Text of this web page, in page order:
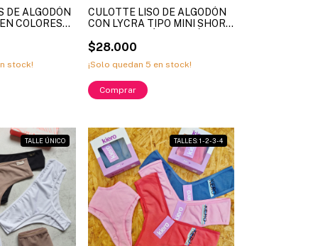
DE ALGODÓN
COLORES
stock!
CULOTTE LISO DE ALGODÓN
CON LYCRA TIPO MINI SHORT,
ALEIA ART. 1058 - (X DOCENA)
$28.000
¡Solo quedan 5 en stock!
TALLE ÚNICO TALLES: 1 - 2 - 3 - 4